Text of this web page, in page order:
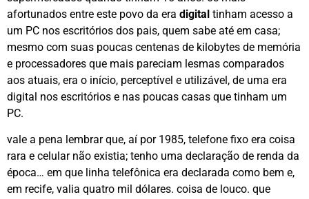
afortunados entre este povo da era digital tinham acesso a
um PC nos escritórios dos pais, quem sabe até em casa;
mesmo com suas poucas centenas de kilobytes de memória
e processadores que mais pareciam lesmas comparados
aos atuais, era o início, perceptível e utilizável, de uma era
digital nos escritórios e nas poucas casas que tinham um
PC.
vale a pena lembrar que, aí por 1985, telefone fixo era coisa
rara e celular não existia; tenho uma declaração de renda da
época… em que linha telefônica era declarada como bem e,
em recife, valia quatro mil dólares. coisa de louco. que